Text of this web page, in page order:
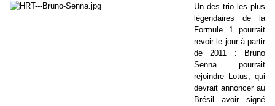
Un des trio les plus
légendaires de la
Formule 1 pourrait
revoir le jour à partir
de 2011 : Bruno
Senna pourrait
rejoindre Lotus, qui
devrait annoncer au
Brésil avoir signé